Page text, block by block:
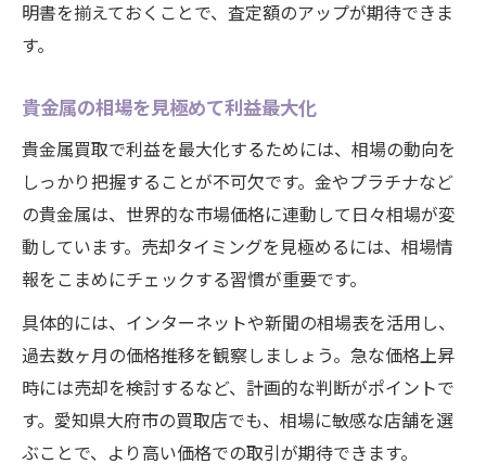
明書を揃えておくことで、査定額のアップが期待できま
す。
貴金属の相場を見極めて利益最大化
貴金属買取で利益を最大化するためには、相場の動向を
しっかり把握することが不可欠です。金やプラチナなど
の貴金属は、世界的な市場価格に連動して日々相場が変
動しています。売却タイミングを見極めるには、相場情
報をこまめにチェックする習慣が重要です。
具体的には、インターネットや新聞の相場表を活用し、
過去数ヶ月の価格推移を観察しましょう。急な価格上昇
時には売却を検討するなど、計画的な判断がポイントで
す。愛知県大府市の買取店でも、相場に敏感な店舗を選
ぶことで、より高い価格での取引が期待できます。